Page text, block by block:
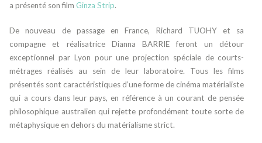
a présenté son filmGinza Strip.
De nouveau de passage en France, Richard TUOHY et sa
compagne et réalisatrice Dianna BARRIE feront un détour
exceptionnel par Lyon pour une projection spéciale de courts-
métrages réalisés au sein de leur laboratoire. Tous les films
présentés sont caractéristiques d’une forme de cinéma matérialiste
qui a cours dans leur pays, en référence à un courant de pensée
philosophique australien qui rejette profondément toute sorte de
métaphysique en dehors du matérialisme strict.